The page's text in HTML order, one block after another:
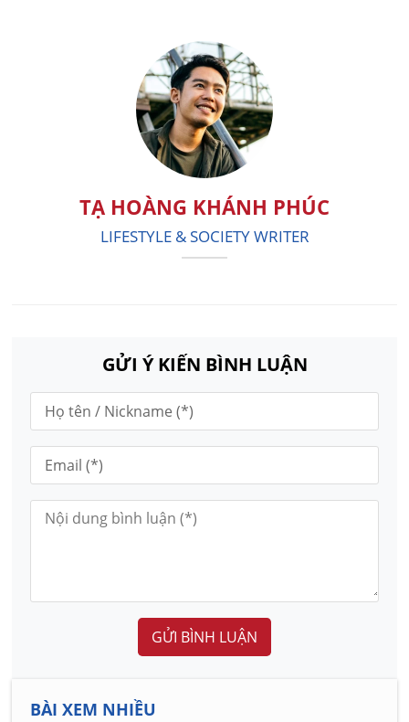
TẠ HOÀNG KHÁNH PHÚC
LIFESTYLE & SOCIETY WRITER
GỬI Ý KIẾN BÌNH LUẬN
GỬI BÌNH LUẬN
BÀI XEM NHIỀU